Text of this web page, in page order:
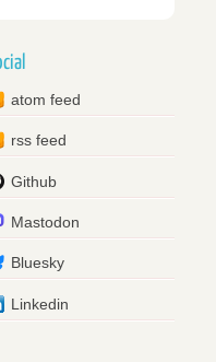
atom feed
rss feed
Github
Mastodon
Bluesky
Linkedin